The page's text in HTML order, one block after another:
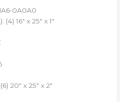
0A0A0
16″ x 25″ x 1″
20″ x 25″ x 2″